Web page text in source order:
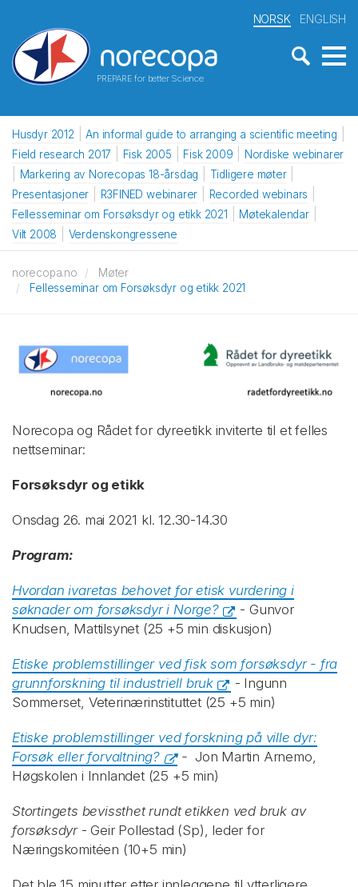
PREPARE for better Science
NORSK ENGLISH
Husdyr 2012
An informal guide to arranging a scientific meeting
Field research 2017
Fisk 2005 Fisk 2009
Nordiske webinarer
Markering av Norecopas 18-årsdag
Tidligere møter
Presentasjoner
R3FINED webinarer
Recorded webinars
Fellesseminar om Forsøksdyr og etikk 2021
Møtekalendar
Vilt 2008
Verdenskongressene
norecopa.no
Møter
Fellesseminar om Forsøksdyr og etikk 2021
Norecopa og Rådet for dyreetikk inviterte til et felles
nettseminar:
Forsøksdyr og etikk
Onsdag 26. mai 2021 kl. 12.30-14.30
Program:
Hvordan ivaretas behovet for etisk vurdering i
søknader om forsøksdyr i Norge?
- Gunvor
Knudsen, Mattilsynet (25 +5 min diskusjon)
Etiske problemstillinger ved fisk som forsøksdyr - fra
grunnforskning til industriell bruk
- Ingunn
Sommerset, Veterinærinstituttet (25 +5 min)
Etiske problemstillinger ved forskning på ville dyr:
Forsøk eller forvaltning?
- Jon Martin Arnemo,
Høgskolen i Innlandet (25 +5 min)
Stortingets bevissthet rundt etikken ved bruk av
forsøksdyr - Geir Pollestad (Sp), leder for
Næringskomitéen (10+5 min)